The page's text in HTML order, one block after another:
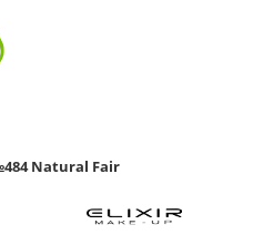
Natural Fair